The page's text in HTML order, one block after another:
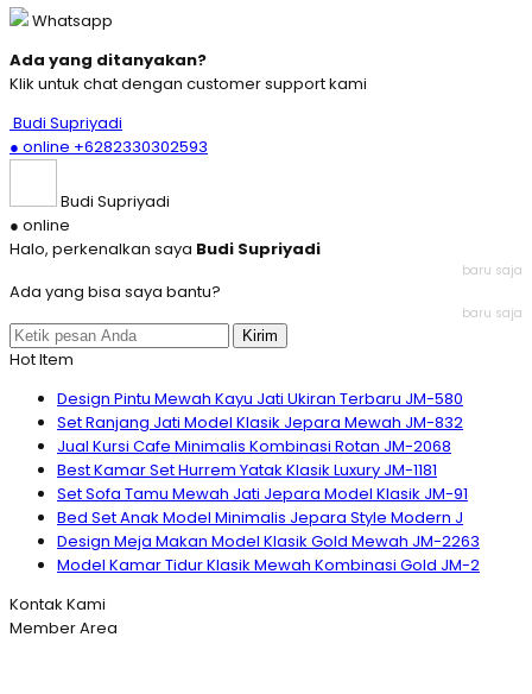
Whatsapp
Ada yang ditanyakan?
Klik untuk chat dengan customer support kami
Budi Supriyadi
● online +6282330302593
Budi Supriyadi
● online
Halo, perkenalkan saya Budi Supriyadi
baru saja
Ada yang bisa saya bantu?
baru saja
Kirim
Hot Item
Design Pintu Mewah Kayu Jati Ukiran Terbaru JM-580
Set Ranjang Jati Model Klasik Jepara Mewah JM-832
Jual Kursi Cafe Minimalis Kombinasi Rotan JM-2068
Best Kamar Set Hurrem Yatak Klasik Luxury JM-1181
Set Sofa Tamu Mewah Jati Jepara Model Klasik JM-91
Bed Set Anak Model Minimalis Jepara Style Modern J
Design Meja Makan Model Klasik Gold Mewah JM-2263
Model Kamar Tidur Klasik Mewah Kombinasi Gold JM-2
Kontak Kami
Member Area